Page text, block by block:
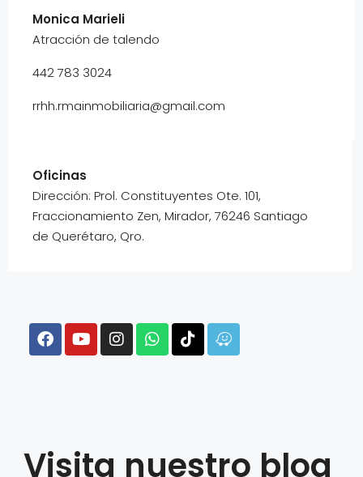
Monica Marieli
Atracción de talendo
442 783 3024
rrhh.rmainmobiliaria@gmail.com
Oficinas
Dirección: Prol. Constituyentes Ote. 101,
Fraccionamiento Zen, Mirador, 76246 Santiago
de Querétaro, Qro.
Visita nuestro blog